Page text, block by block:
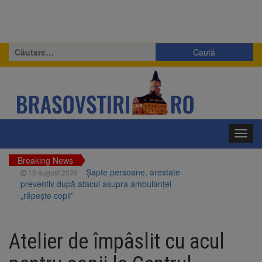
Caută
după:
Breaking News
10 august 2026
Șapte persoane, arestate
preventiv după atacul asupra ambulanței
„răpește copii”
în Piatra Craiului. Turist salvat de Salvamont
Zărnești
Atelier de împâslit cu acul